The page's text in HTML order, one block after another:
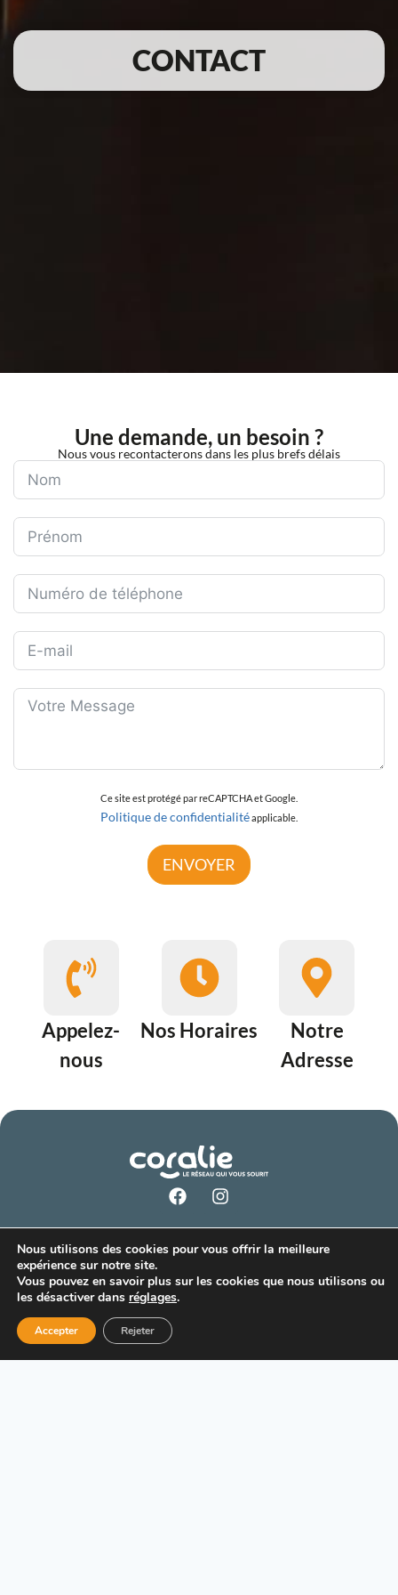
CONTACT
Une demande, un besoin ?
Nous vous recontacterons dans les plus brefs délais
Ce site est protégé par reCAPTCHA et Google.
Politique de confidentialité applicable.
ENVOYER
Appelez-
nous
Nos Horaires
Notre
Adresse
CONCARNEAU
Quai d’Aiguillon
02 98 60 55 55
8h45 à 12h30 et 13h30 à 18h30
Nous utilisons des cookies pour vous offrir la meilleure
expérience sur notre site.
Vous pouvez en savoir plus sur les cookies que nous utilisons ou
les désactiver dans réglages.
Accepter Rejeter